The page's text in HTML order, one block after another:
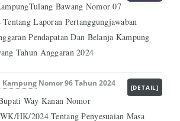
Bawang Nomor 07
Laporan Pertanggungjawaban
Pendapatan Dan Belanja Kampung
Tahun Anggaran 2024
[DETAIL]
Kampung Nomor 96 Tahun 2024
Way Kanan Nomor
HK/2024 Tentang Penyesuaian Masa